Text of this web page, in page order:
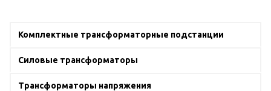
Комплектные трансформаторные подстанции
Силовые трансформаторы
Трансформаторы напряжения